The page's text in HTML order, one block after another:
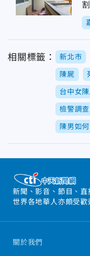
相關標籤： 新北市
陳屍
台中女
檢警調
陳男如
新聞、影音、節目、
世界各地華人亦頗受
關於我們